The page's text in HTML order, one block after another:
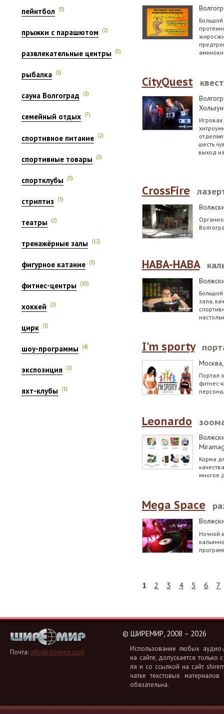
пейнтбол (5)
прыжки с парашютом (2)
развлекательные центры (5)
рыбалка (1)
сауна Волгоград (1)
семейный отдых (7)
спортивное питание (2)
спортивные товары (3)
спортклубы (3)
стриптиз (3)
театры (2)
тренажёрные залы (12)
фигурное катание (3)
фитнес-центры (10)
хоккей (2)
цирк (1)
шоу-программы (4)
экспозиция (1)
яхт-клубы (1)
CityQuest
шесть
выход
CrossFire
HABA-HABA
зала,
I'm sporty
Москва
Портал
фитнес-
Leonardo
Корма
многое
Mega Space
Ночной
1 2 3 4 5 6 7
Почта: info@shiremir.com
© ШИРЕМИР, 2008 – 2026
Ис­поль­зо­ва­ние любых
на сайте, до­пус­ка­ет­ся
ля и со ссыл­кой на сайт
чат­ке тек­сто­вых
обя­за­тель­на.